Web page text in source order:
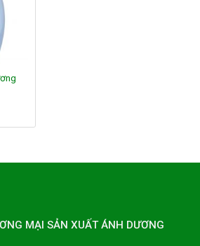
MẠI SẢN XUẤT ÁNH DƯƠNG